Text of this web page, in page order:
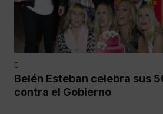
E
Belén Esteban celebra sus
contra el Gobierno